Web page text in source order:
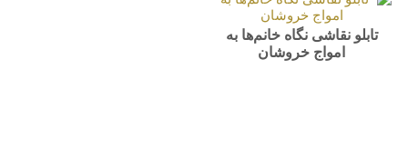
تابلو نقاشی نگاه خانم‌ها به
امواج خروشان